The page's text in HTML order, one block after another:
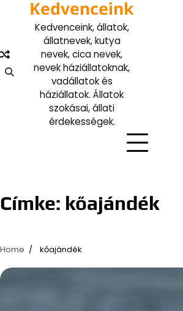
Kedvenceink
Kedvenceink, állatok,
állatnevek, kutya
nevek, cica nevek,
nevek háziállatoknak,
vadállatok és
háziállatok. Állatok
szokásai, állati
érdekességek.
Címke: kőajándék
Home kőajándék